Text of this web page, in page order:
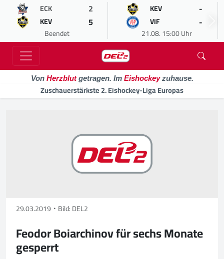
ECK 2
KEV 5
Beendet
KEV -
VIF -
21.08. 15:00 Uhr
Von Herzblutgetragen. Im Eishockeyzuhause.
Zuschauerstärkste 2. Eishockey-Liga Europas
29.03.2019 Bild: DEL2
Feodor Boiarchinov für sechs Monate
gesperrt